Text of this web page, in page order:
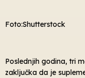
Foto:Shutterstock
Poslednjih godina, tri
zaključka da je